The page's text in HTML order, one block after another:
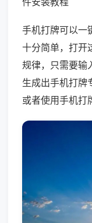
手机打牌可以一
十分简单，打开
规律，只需要输
生成出手机打牌
或者使用手机打